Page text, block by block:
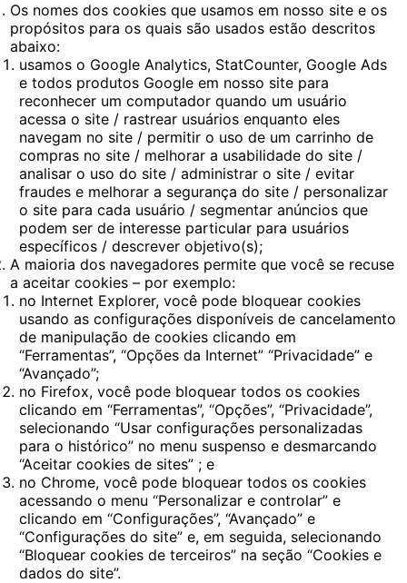
Os nomes dos cookies que usamos em nosso site e os
propósitos para os quais são usados estão descritos
abaixo:
usamos o Google Analytics, StatCounter, Google Ads
e todos produtos Google em nosso site para
reconhecer um computador quando um usuário
acessa o site / rastrear usuários enquanto eles
navegam no site / permitir o uso de um carrinho de
compras no site / melhorar a usabilidade do site /
analisar o uso do site / administrar o site / evitar
fraudes e melhorar a segurança do site / personalizar
o site para cada usuário / segmentar anúncios que
podem ser de interesse particular para usuários
específicos / descrever objetivo(s);
A maioria dos navegadores permite que você se recuse
a aceitar cookies – por exemplo:
no Internet Explorer, você pode bloquear cookies
usando as configurações disponíveis de cancelamento
de manipulação de cookies clicando em
“Ferramentas”, “Opções da Internet” “Privacidade” e
“Avançado”;
no Firefox, você pode bloquear todos os cookies
clicando em “Ferramentas”, “Opções”, “Privacidade”,
selecionando “Usar configurações personalizadas
para o histórico” no menu suspenso e desmarcando
“Aceitar cookies de sites” ; e
no Chrome, você pode bloquear todos os cookies
acessando o menu “Personalizar e controlar” e
clicando em “Configurações”, “Avançado” e
“Configurações do site” e, em seguida, selecionando
“Bloquear cookies de terceiros” na seção “Cookies e
dados do site”.